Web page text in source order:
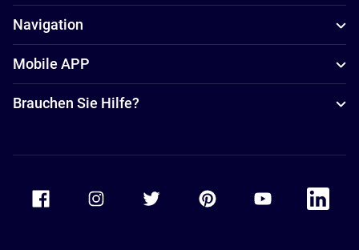
Navigation
Mobile APP
Brauchen Sie Hilfe?
Accor Facebook Accor TwitterAccor PinterestAccor Youtube
Accor